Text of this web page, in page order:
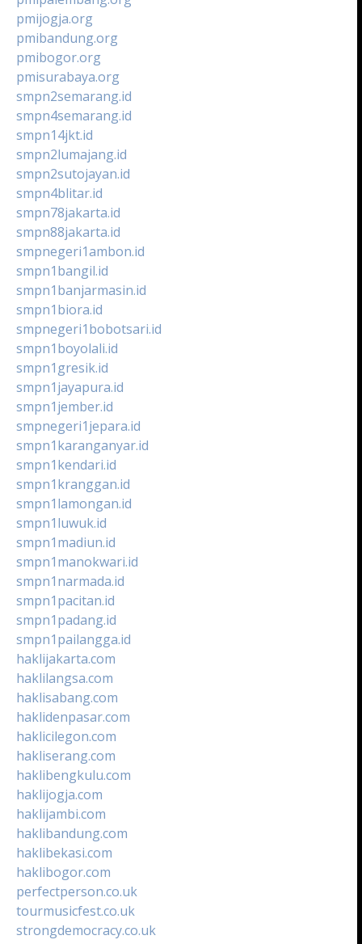
pmijogja.org
pmibandung.org
pmibogor.org
pmisurabaya.org
smpn2semarang.id
smpn4semarang.id
smpn14jkt.id
smpn2lumajang.id
smpn2sutojayan.id
smpn4blitar.id
smpn78jakarta.id
smpn88jakarta.id
smpnegeri1ambon.id
smpn1bangil.id
smpn1banjarmasin.id
smpn1biora.id
smpnegeri1bobotsari.id
smpn1boyolali.id
smpn1gresik.id
smpn1jayapura.id
smpn1jember.id
smpnegeri1jepara.id
smpn1karanganyar.id
smpn1kendari.id
smpn1kranggan.id
smpn1lamongan.id
smpn1luwuk.id
smpn1madiun.id
smpn1manokwari.id
smpn1narmada.id
smpn1pacitan.id
smpn1padang.id
smpn1pailangga.id
haklijakarta.com
haklilangsa.com
haklisabang.com
haklidenpasar.com
haklicilegon.com
hakliserang.com
haklibengkulu.com
haklijogja.com
haklijambi.com
haklibandung.com
haklibekasi.com
haklibogor.com
perfectperson.co.uk
tourmusicfest.co.uk
strongdemocracy.co.uk